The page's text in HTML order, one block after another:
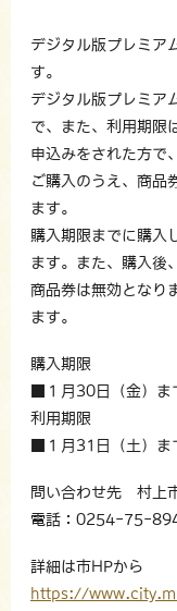
デジタル版プレミア
す。
デジタル版プレミア
で、また、利用期限
申込みをされた方で
ご購入のうえ、商品
ます。
購入期限までに購入
ます。また、購入後
商品券は無効となり
ます。
購入期限
■１月30日（金）ま
利用期限
■１月31日（土）ま
問い合わせ先 村上
電話：0254-75-
詳細は市HPから
https://